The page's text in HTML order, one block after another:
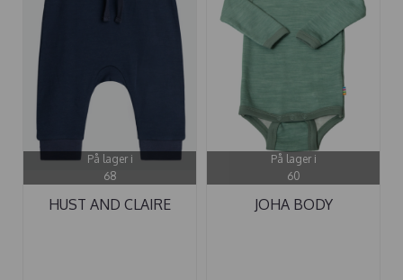
På lager i
68
HUST AND CLAIRE
På lager i
60
JOHA BODY